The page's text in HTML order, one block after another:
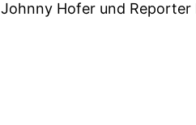
Johnny Hofer und Reporter